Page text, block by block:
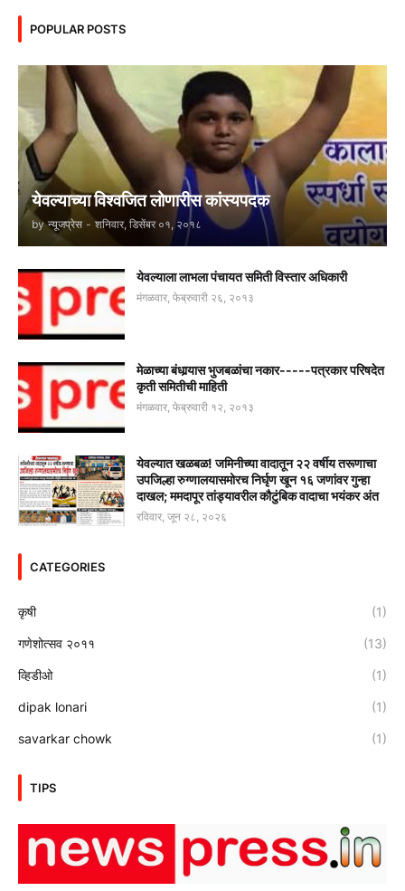
POPULAR POSTS
येवल्याच्या विश्वजित लोणारीस कांस्यपदक
by न्यूजप्रेस - शनिवार, डिसेंबर ०१, २०१८
येवल्याला लाभला पंचायत समिती विस्तार अधिकारी
मंगळवार, फेब्रुवारी २६, २०१३
मेळाच्या बंधार्‍यास भुजबळांचा नकार-----पत्रकार परिषदेत
कृती समितीची माहिती
मंगळवार, फेब्रुवारी १२, २०१३
येवल्यात खळबळ! जमिनीच्या वादातून २२ वर्षीय तरूणाचा
उपजिल्हा रुग्णालयासमोरच निर्घृण खून १६ जणांवर गुन्हा
दाखल; ममदापूर तांड्यावरील कौटुंबिक वादाचा भयंकर अंत
रविवार, जून २८, २०२६
CATEGORIES
कृषी (1)
गणेशोत्सव २०११ (13)
व्हिडीओ (1)
dipak lonari (1)
savarkar chowk (1)
TIPS